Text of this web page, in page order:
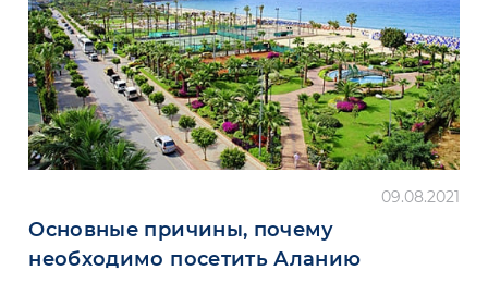
09.08.2021
Основные причины, почему
необходимо посетить Аланию